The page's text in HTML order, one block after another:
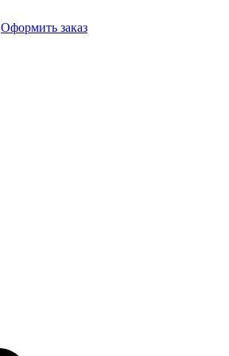
Оформить заказ